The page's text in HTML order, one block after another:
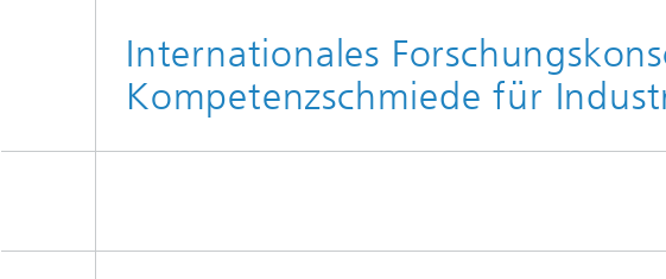
Internationales
Kompetenzschmiede für